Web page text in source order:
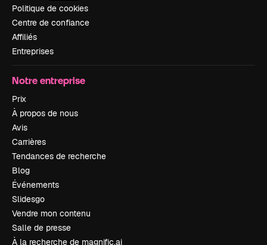
Politique de cookies
Centre de confiance
Affiliés
Entreprises
Notre entreprise
Prix
À propos de nous
Avis
Carrières
Tendances de recherche
Blog
Événements
Slidesgo
Vendre mon contenu
Salle de presse
À la recherche de magnific.ai